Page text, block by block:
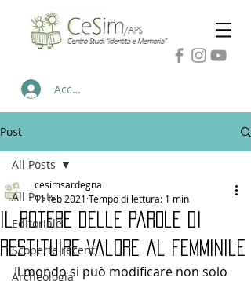
Accedi
Post
All Posts
Editoriale
Scoperte recenti
Archeologia
All Posts
Il potere delle parole di
restituire valore al femminile
cesimsardegna
11 feb 2021 Tempo di lettura: 1 min
Il mondo si può modificare non solo